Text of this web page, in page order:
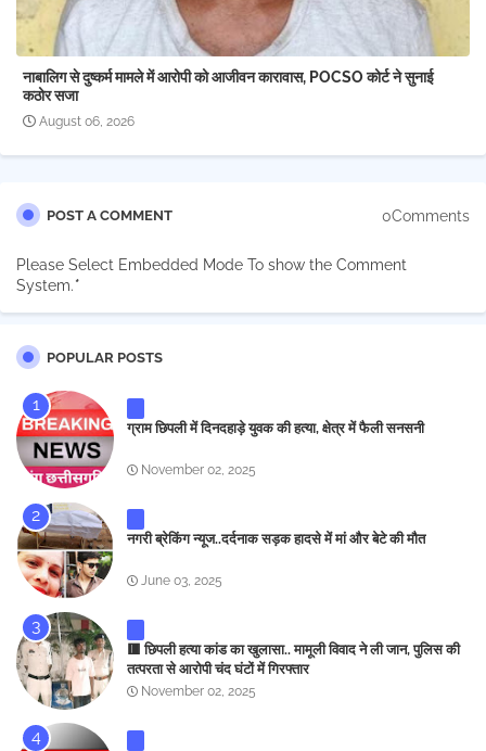
नाबालिग से दुष्कर्म मामले में आरोपी को आजीवन कारावास, POCSO कोर्ट ने सुनाई
कठोर सजा
August 06, 2026
POST A COMMENT 0Comments
Please Select Embedded Mode To show the Comment
System.*
POPULAR POSTS
ग्राम छिपली में दिनदहाड़े युवक की हत्या, क्षेत्र में फैली सनसनी
November 02, 2025
नगरी ब्रेकिंग न्यूज..दर्दनाक सड़क हादसे में मां और बेटे की मौत
June 03, 2025
🟥 छिपली हत्या कांड का खुलासा.. मामूली विवाद ने ली जान, पुलिस की
तत्परता से आरोपी चंद घंटों में गिरफ्तार
November 02, 2025